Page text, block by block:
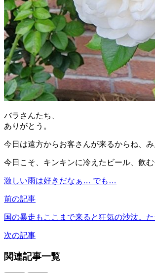
バラさんたち、
ありがとう。
今日は遠方からお客さんが来るからね、
今日こそ、キンキンに冷えたビール、飲む
激しい雨は好きだなぁ… でも…
前の記事
国の暴走もここまで来ると狂気の沙汰。
次の記事
関連記事一覧